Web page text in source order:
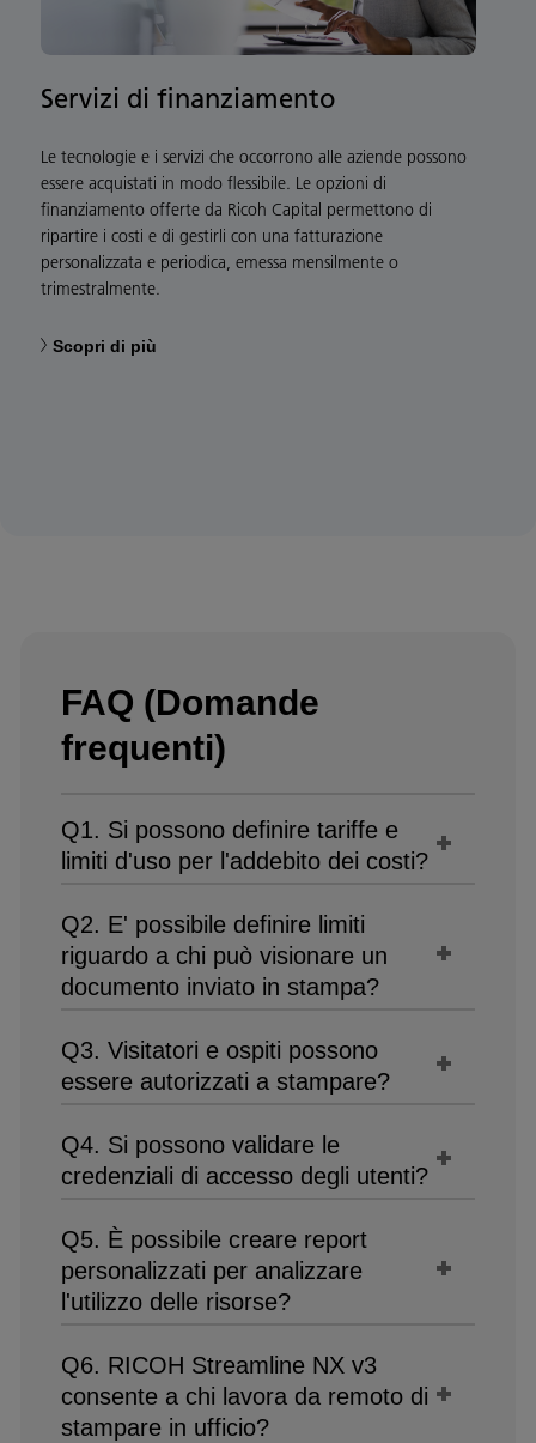
Servizi di finanziamento
Le tecnologie e i servizi che occorrono alle aziende possono
essere acquistati in modo flessibile. Le opzioni di
finanziamento offerte da Ricoh Capital permettono di
ripartire i costi e di gestirli con una fatturazione
personalizzata e periodica, emessa mensilmente o
trimestralmente.
Scopri di più
FAQ (Domande
frequenti)
Q1. Si possono definire tariffe e
limiti d'uso per l'addebito dei costi?
Q2. E' possibile definire limiti
riguardo a chi può visionare un
documento inviato in stampa?
Q3. Visitatori e ospiti possono
essere autorizzati a stampare?
Q4. Si possono validare le
credenziali di accesso degli utenti?
Q5. È possibile creare report
personalizzati per analizzare
l'utilizzo delle risorse?
Q6. RICOH Streamline NX v3
consente a chi lavora da remoto di
stampare in ufficio?